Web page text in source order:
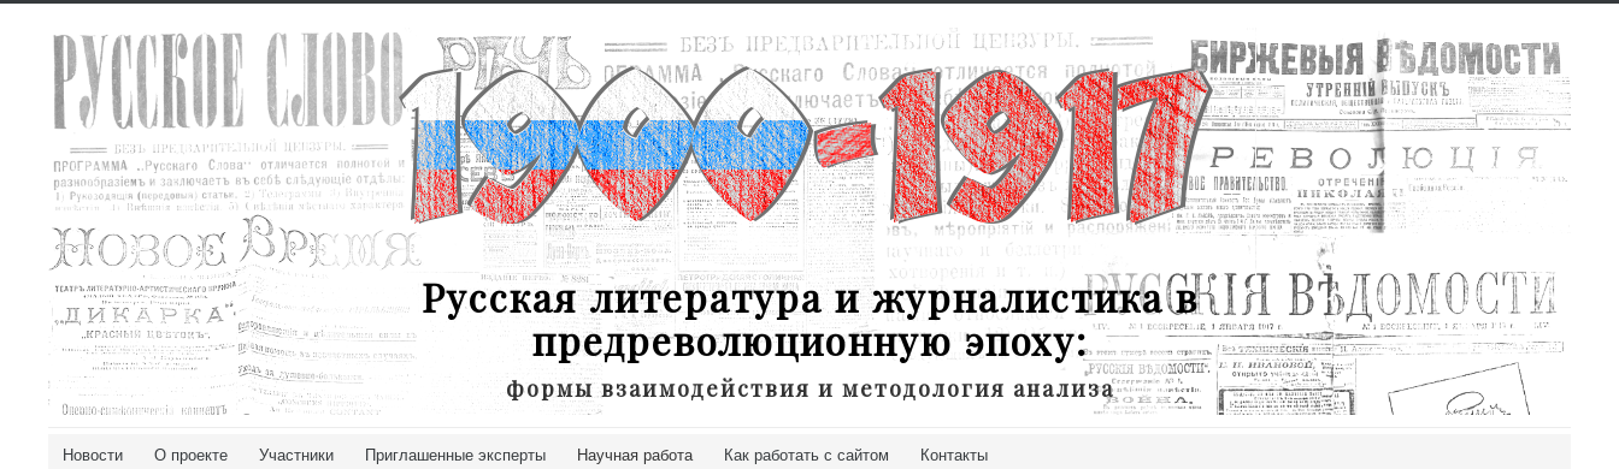
Русская литература и журналистика в
предреволюционную эпоху:
формы взаимодействия и методология анализа
Новости О проекте Участники Приглашенные эксперты Научная работа Как работать с сайтом Контакты